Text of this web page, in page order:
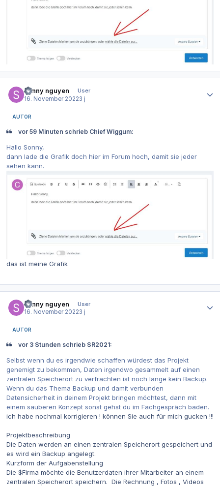
sonny nguyen
User
16. November 20223 j
AUTOR
vor 59 Minuten schrieb Chief Wiggum:
Hallo Sonny,
dann lade die Grafik doch hier im Forum hoch, damit sie jeder
sehen kann.
das ist meine Grafik
sonny nguyen
User
16. November 20223 j
AUTOR
vor 3 Stunden schrieb SR2021:
Selbst wenn du es irgendwie schaffen würdest das Projekt
genemigt zu bekommen, Daten irgendwo gesammelt auf einen
zentralen Speicherort zu verfrachten ist noch lange kein Backup.
Wenn du das Thema Backup und damit verbunden
Datensicherheit in deinem Projekt bringen möchtest, dann mit
einem sauberen Konzept sonst gehst du im Fachgespräch baden.
ich habe nochmal korrigieren ! können Sie auch für mich gucken !!!
Projektbeschreibung
Die Daten werden an einen zentralen Speicherort gespeichert und
es wird ein Backup angelegt.
Kurzform der Aufgabenstellung
Die $Firma möchte die Benutzerdaten ihrer Mitarbeiter an einem
zentralen Speicherort speichern. Die Rechnung , Fotos , Videos